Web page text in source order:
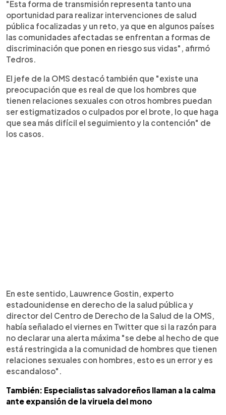
"Esta forma de transmisión representa tanto una
oportunidad para realizar intervenciones de salud
pública focalizadas y un reto, ya que en algunos países
las comunidades afectadas se enfrentan a formas de
discriminación que ponen en riesgo sus vidas", afirmó
Tedros.
El jefe de la OMS destacó también que "existe una
preocupación que es real de que los hombres que
tienen relaciones sexuales con otros hombres puedan
ser estigmatizados o culpados por el brote, lo que haga
que sea más difícil el seguimiento y la contención" de
los casos.
En este sentido, Lauwrence Gostin, experto
estadounidense en derecho de la salud pública y
director del Centro de Derecho de la Salud de la OMS,
había señalado el viernes en Twitter que si la razón para
no declarar una alerta máxima "se debe al hecho de que
está restringida a la comunidad de hombres que tienen
relaciones sexuales con hombres, esto es un error y es
escandaloso".
También: Especialistas salvadoreños llaman a la calma
ante expansión de la viruela del mono